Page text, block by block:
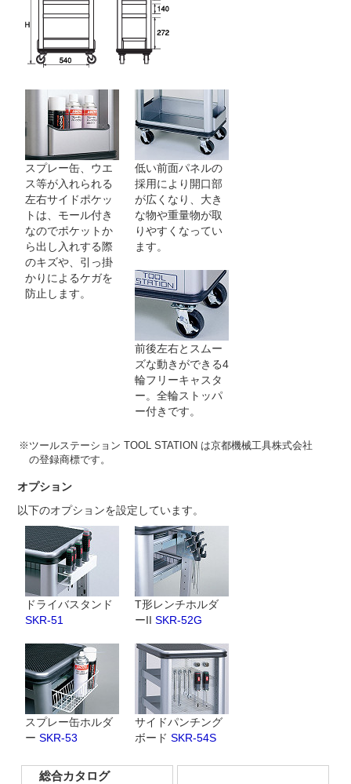
スプレー缶、ウエ
ス等が入れられる
左右サイドポケッ
トは、モール付き
なのでポケットか
ら出し入れする際
のキズや、引っ掛
かりによるケガを
防止します。
低い前面パネルの
採用により開口部
が広くなり、大き
な物や重量物が取
りやすくなってい
ます。
前後左右とスムー
ズな動きができる4
輪フリーキャスタ
ー。全輪ストッパ
ー付きです。
※ツールステーション TOOL STATION は京都機械工具株式会社
の登録商標です。
オプション
以下のオプションを設定しています。
ドライバスタンド
SKR-51
T形レンチホルダ
ーII SKR-52G
スプレー缶ホルダ
ー SKR-53
サイドパンチング
ボード SKR-54S
総合カタログ